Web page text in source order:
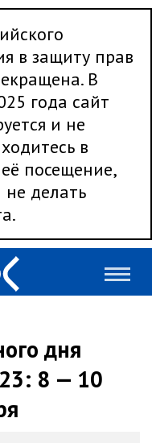
в защиту прав
В
года сайт
и не
в
посещение,
делать
дня
8 — 10